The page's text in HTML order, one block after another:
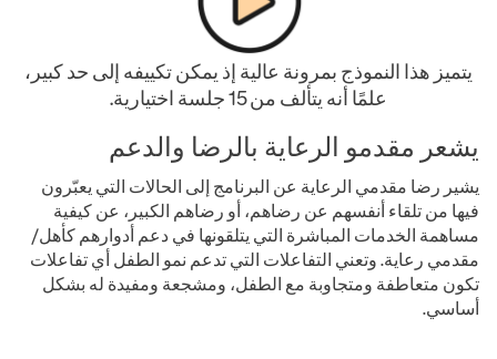
يتميز هذا النموذج بمرونة عالية إذ يمكن تكييفه إلى حد كبير،
علمًا أنه يتألف من 15 جلسة اختيارية.
يشعر مقدمو الرعاية بالرضا والدعم
يشير رضا مقدمي الرعاية عن البرنامج إلى الحالات التي يعبّرون
فيها من تلقاء أنفسهم عن رضاهم، أو رضاهم الكبير، عن كيفية
مساهمة الخدمات المباشرة التي يتلقونها في دعم أدوارهم كأهل/
مقدمي رعاية. وتعني التفاعلات التي تدعم نمو الطفل أي تفاعلات
تكون متعاطفة ومتجاوبة مع الطفل، ومشجعة ومفيدة له بشكل
أساسي.